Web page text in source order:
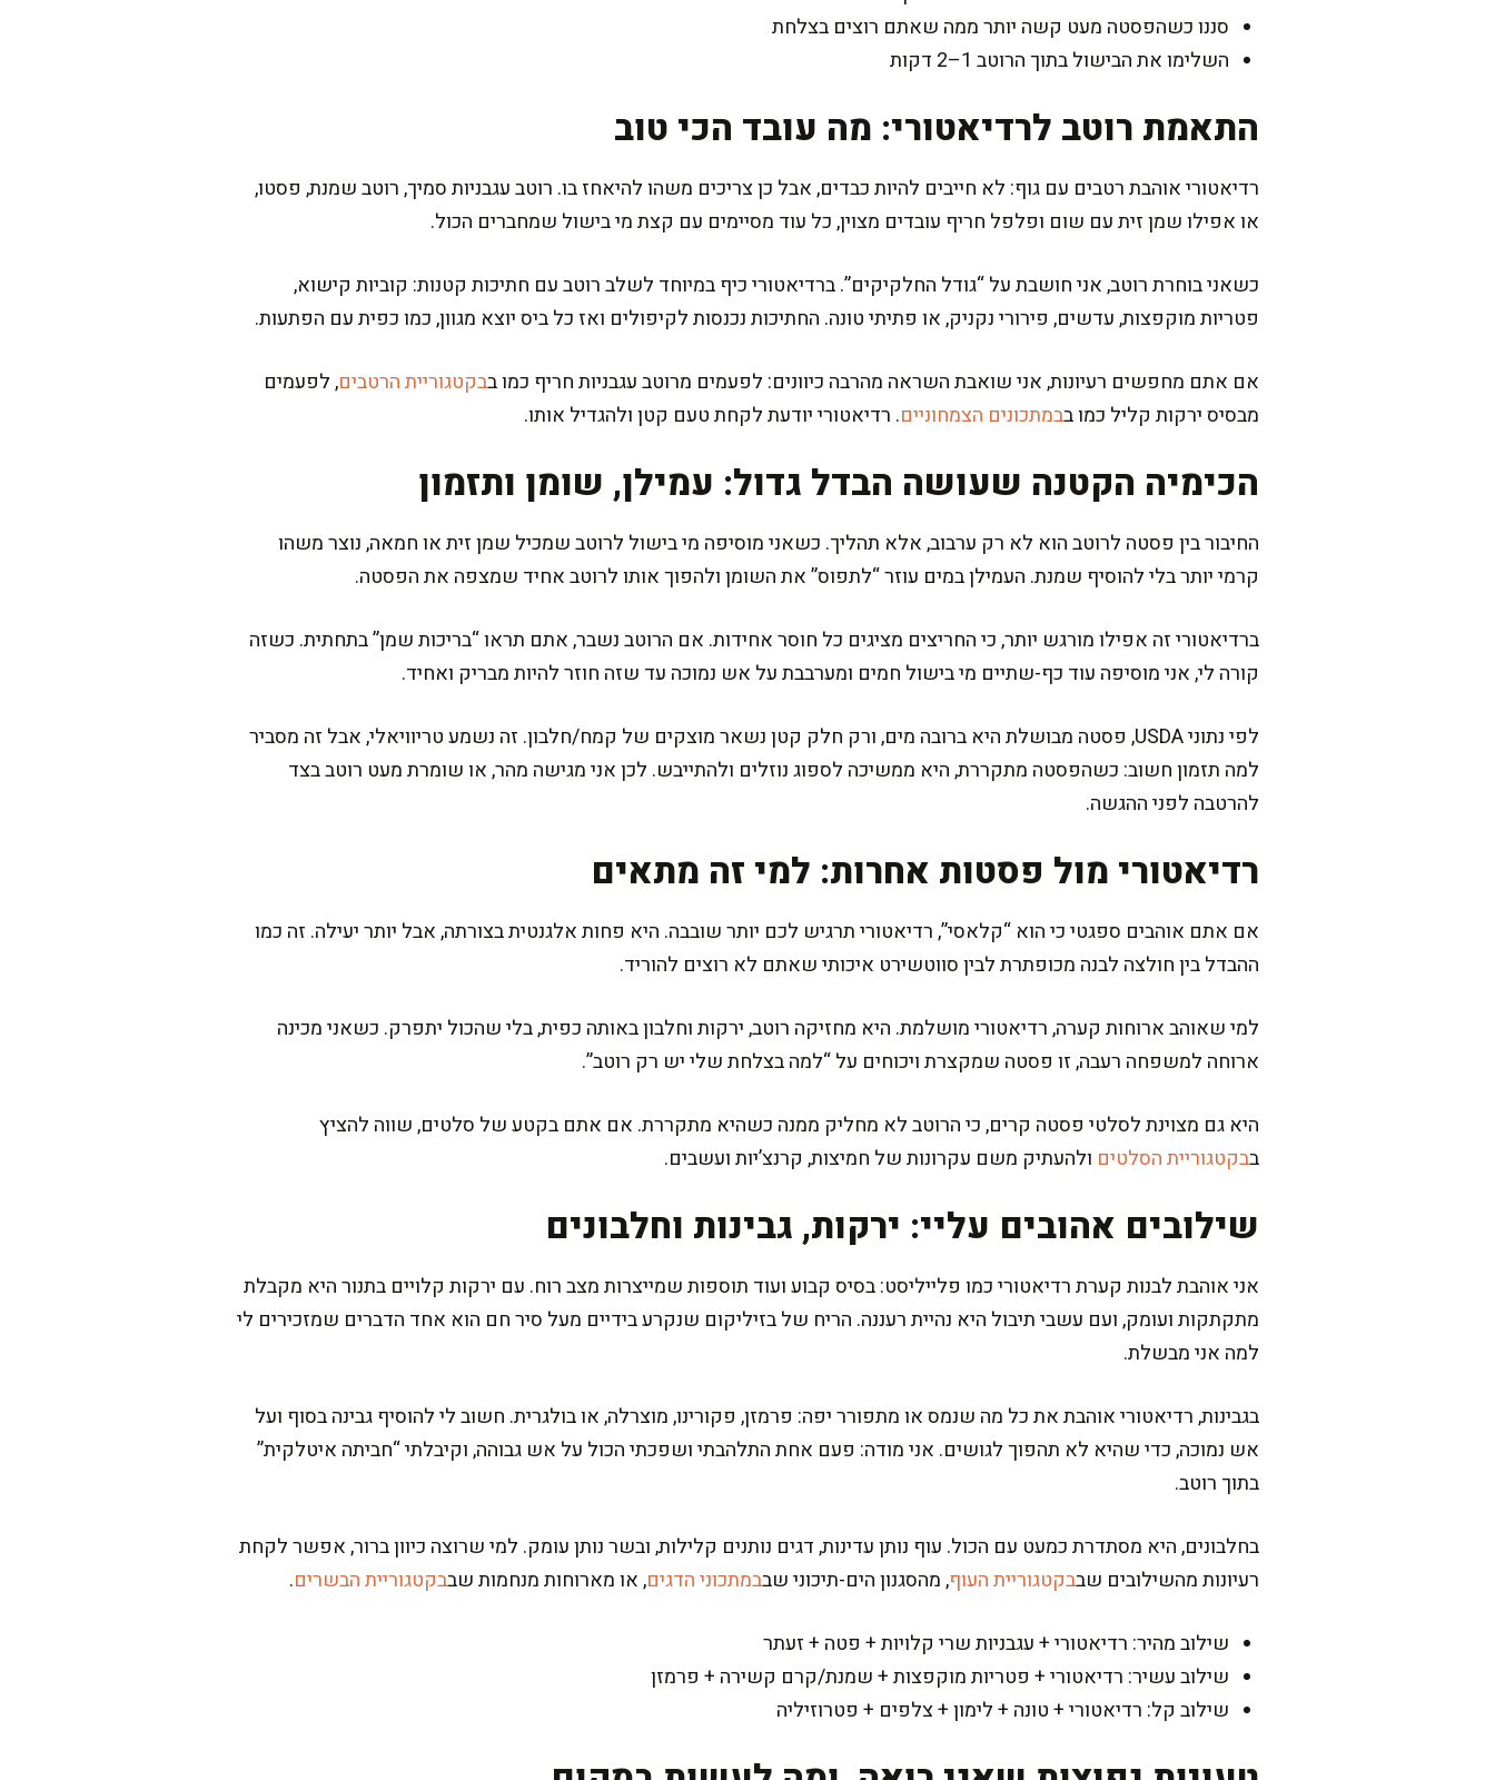
סננו כשהפסטה מעט קשה יותר ממה שאתם רוצים בצלחת
השלימו את הבישול בתוך הרוטב 1–2 דקות
התאמת רוטב לרדיאטורי: מה עובד הכי טוב
רדיאטורי אוהבת רטבים עם גוף: לא חייבים להיות כבדים, אבל כן צריכים משהו להיאחז בו. רוטב עגבניות סמיך, רוטב שמנת, פסטו,
או אפילו שמן זית עם שום ופלפל חריף עובדים מצוין, כל עוד מסיימים עם קצת מי בישול שמחברים הכול.
כשאני בוחרת רוטב, אני חושבת על “גודל החלקיקים”. ברדיאטורי כיף במיוחד לשלב רוטב עם חתיכות קטנות: קוביות קישוא,
פטריות מוקפצות, עדשים, פירורי נקניק, או פתיתי טונה. החתיכות נכנסות לקיפולים ואז כל ביס יוצא מגוון, כמו כפית עם הפתעות.
אם אתם מחפשים רעיונות, אני שואבת השראה מהרבה כיוונים: לפעמים מרוטב עגבניות חריף כמו בבקטגוריית הרטבים, לפעמים
מבסיס ירקות קליל כמו בבמתכונים הצמחוניים. רדיאטורי יודעת לקחת טעם קטן ולהגדיל אותו.
הכימיה הקטנה שעושה הבדל גדול: עמילן, שומן ותזמון
החיבור בין פסטה לרוטב הוא לא רק ערבוב, אלא תהליך. כשאני מוסיפה מי בישול לרוטב שמכיל שמן זית או חמאה, נוצר משהו
קרמי יותר בלי להוסיף שמנת. העמילן במים עוזר “לתפוס” את השומן ולהפוך אותו לרוטב אחיד שמצפה את הפסטה.
ברדיאטורי זה אפילו מורגש יותר, כי החריצים מציגים כל חוסר אחידות. אם הרוטב נשבר, אתם תראו “בריכות שמן” בתחתית. כשזה
קורה לי, אני מוסיפה עוד כף-שתיים מי בישול חמים ומערבבת על אש נמוכה עד שזה חוזר להיות מבריק ואחיד.
לפי נתוני USDA, פסטה מבושלת היא ברובה מים, ורק חלק קטן נשאר מוצקים של קמח/חלבון. זה נשמע טריוויאלי, אבל זה מסביר
למה תזמון חשוב: כשהפסטה מתקררת, היא ממשיכה לספוג נוזלים ולהתייבש. לכן אני מגישה מהר, או שומרת מעט רוטב בצד
להרטבה לפני ההגשה.
רדיאטורי מול פסטות אחרות: למי זה מתאים
אם אתם אוהבים ספגטי כי הוא “קלאסי”, רדיאטורי תרגיש לכם יותר שובבה. היא פחות אלגנטית בצורתה, אבל יותר יעילה. זה כמו
ההבדל בין חולצה לבנה מכופתרת לבין סווטשירט איכותי שאתם לא רוצים להוריד.
למי שאוהב ארוחות קערה, רדיאטורי מושלמת. היא מחזיקה רוטב, ירקות וחלבון באותה כפית, בלי שהכול יתפרק. כשאני מכינה
ארוחה למשפחה רעבה, זו פסטה שמקצרת ויכוחים על “למה בצלחת שלי יש רק רוטב”.
היא גם מצוינת לסלטי פסטה קרים, כי הרוטב לא מחליק ממנה כשהיא מתקררת. אם אתם בקטע של סלטים, שווה להציץ
בבקטגוריית הסלטים ולהעתיק משם עקרונות של חמיצות, קרנצ’יות ועשבים.
שילובים אהובים עליי: ירקות, גבינות וחלבונים
אני אוהבת לבנות קערת רדיאטורי כמו פלייליסט: בסיס קבוע ועוד תוספות שמייצרות מצב רוח. עם ירקות קלויים בתנור היא מקבלת
מתקתקות ועומק, ועם עשבי תיבול היא נהיית רעננה. הריח של בזיליקום שנקרע בידיים מעל סיר חם הוא אחד הדברים שמזכירים לי
למה אני מבשלת.
בגבינות, רדיאטורי אוהבת את כל מה שנמס או מתפורר יפה: פרמזן, פקורינו, מוצרלה, או בולגרית. חשוב לי להוסיף גבינה בסוף ועל
אש נמוכה, כדי שהיא לא תהפוך לגושים. אני מודה: פעם אחת התלהבתי ושפכתי הכול על אש גבוהה, וקיבלתי “חביתה איטלקית”
בתוך רוטב.
בחלבונים, היא מסתדרת כמעט עם הכול. עוף נותן עדינות, דגים נותנים קלילות, ובשר נותן עומק. למי שרוצה כיוון ברור, אפשר לקחת
רעיונות מהשילובים שבבקטגוריית העוף, מהסגנון הים-תיכוני שבבמתכוני הדגים, או מארוחות מנחמות שבבקטגוריית הבשרים.
שילוב מהיר: רדיאטורי + עגבניות שרי קלויות + פטה + זעתר
שילוב עשיר: רדיאטורי + פטריות מוקפצות + שמנת/קרם קשירה + פרמזן
שילוב קל: רדיאטורי + טונה + לימון + צלפים + פטרוזיליה